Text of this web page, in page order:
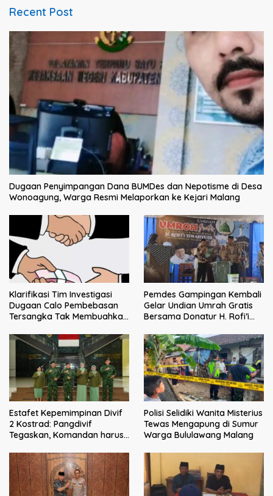
Recent Post
Dugaan Penyimpangan Dana BUMDes dan Nepotisme di Desa
Wonoagung, Warga Resmi Melaporkan ke Kejari Malang
Klarifikasi Tim Investigasi
Dugaan Calo Pembebasan
Tersangka Tak Membuahkan
Pemdes Gampingan Kembali
Gelar Undian Umrah Gratis
Bersama Donatur H. Rofi’i
bagi Pejuang Sosial
Estafet Kepemimpinan Divif
2 Kostrad: Pangdivif
Tegaskan, Komandan harus
dan solusi bagi prajurit
Polisi Selidiki Wanita Misterius
Tewas Mengapung di Sumur
Warga Bululawang Malang